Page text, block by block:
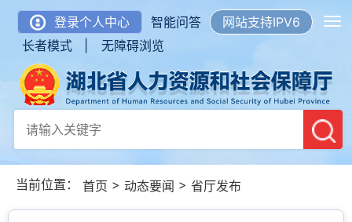
登录个人中心 智能问答
网站支持IPV6
长者模式 |
无障碍浏览
当前位置： 首页 > 动态要闻 > 省厅发布